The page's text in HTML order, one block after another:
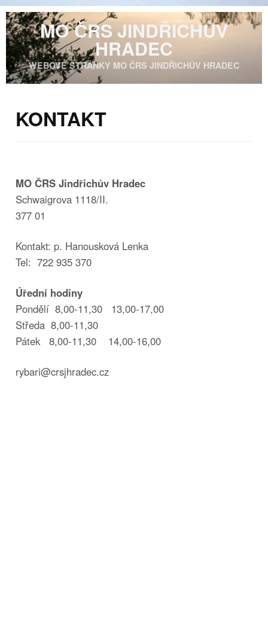
MO ČRS JINDŘICHŮV
HRADEC
WEBOVÉ STRÁNKY MO ČRS JINDŘICHŮV HRADEC
KONTAKT
MO ČRS Jindřichův Hradec
Schwaigrova 1118/II.
377 01
Kontakt: p. Hanousková Lenka
Tel: 722 935 370
Úřední hodiny
Pondělí 8,00-11,30 13,00-17,00
Středa 8,00-11,30
Pátek 8,00-11,30 14,00-16,00
rybari@crsjhradec.cz